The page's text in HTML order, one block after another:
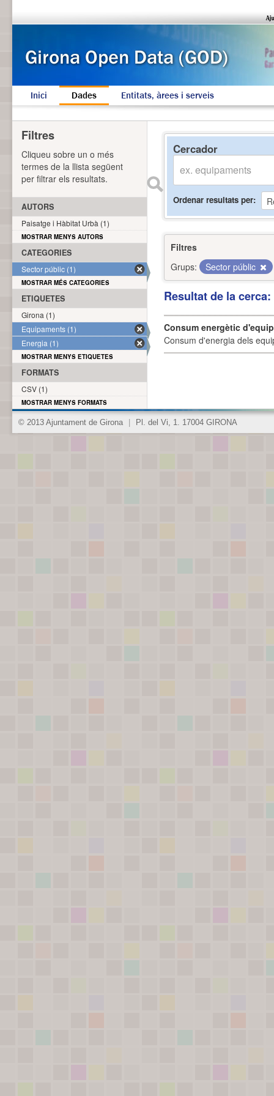
Inici Dades Entitats, àrees i serveis
Cercador
Ordenar resultats per
Filtres
Grups:
Sector públic
Resultat de la
Consum energètic
Consum d'energia dels
Filtres
Cliqueu sobre un o més
termes de la llista següent
per filtrar els resultats.
AUTORS
Paisatge i Hàbitat Urbà (1)
MOSTRAR MENYS AUTORS
CATEGORIES
Sector públic (1)
MOSTRAR MÉS CATEGORIES
ETIQUETES
Girona (1)
Equipaments (1)
Energia (1)
MOSTRAR MENYS ETIQUETES
FORMATS
CSV (1)
MOSTRAR MENYS FORMATS
© 2013 Ajuntament de Girona Pl. del Vi, 1. 17004 GIRONA